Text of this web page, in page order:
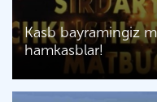
Kasb bayramingiz
hamkasblar!